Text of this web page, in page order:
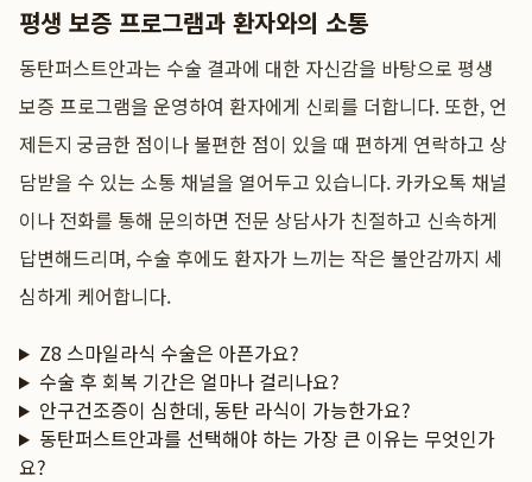
평생 보증 프로그램과 환자와의 소통
동탄퍼스트안과는 수술 결과에 대한 자신감을 바탕으로 평생
보증 프로그램을 운영하여 환자에게 신뢰를 더합니다. 또한, 언
제든지 궁금한 점이나 불편한 점이 있을 때 편하게 연락하고 상
담받을 수 있는 소통 채널을 열어두고 있습니다. 카카오톡 채널
이나 전화를 통해 문의하면 전문 상담사가 친절하고 신속하게
답변해드리며, 수술 후에도 환자가 느끼는 작은 불안감까지 세
심하게 케어합니다.
Z8 스마일라식 수술은 아픈가요?
수술 후 회복 기간은 얼마나 걸리나요?
안구건조증이 심한데, 동탄 라식이 가능한가요?
동탄퍼스트안과를 선택해야 하는 가장 큰 이유는 무엇인가
요?